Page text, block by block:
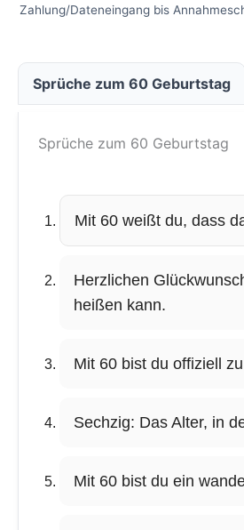
Zahlung/Dateneingang bis
Sprüche zum 60 Geburtstag
Sprüche zum 60 Geburtstag
Mit 60 weißt du, dass
Herzlichen
heißen kann.
Mit 60 bist du offiziell
Sechzig: Das Alter, in
Mit 60 bist du ein